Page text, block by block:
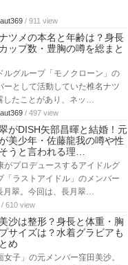
/ 911 view
ツメの本名と年齢は？身長
ップ数・豊胸の噂を総まと
ルグループ「モノクローン」の
ーとして活動していた椎名ナツ
したことがあり、ネッ…
/ 497 view
がDISH矢部昌暉と結婚！元
美少年・佐藤龍我の噂や性
うと言われる理…
がプロデュースするアイドルグ
「ラストアイドル」のメンバー
月翠。今回は、長月翠…
/ 610 view
沙は整形？身長と体重・胸
サイズは？水着グラビアも
め
女子」の元メンバー窪田美沙。